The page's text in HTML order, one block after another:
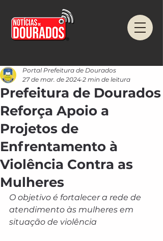
Prefeitura de Dourados
Reforça Apoio a
Projetos de
Enfrentamento à
Violência Contra as
Mulheres
Portal Prefeitura de Dourados
27 de mar. de 2024 2 min de leitura
O objetivo é fortalecer a rede de
atendimento às mulheres em
situação de violência